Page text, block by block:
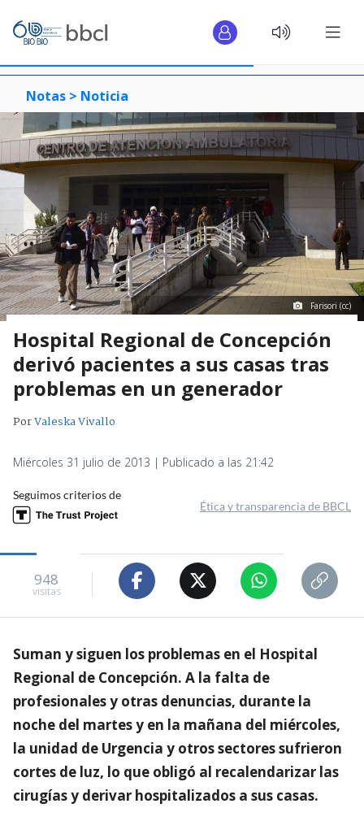
Notas > Noticia
Farisori (cc)
Hospital Regional de Concepción
derivó pacientes a sus casas tras
problemas en un generador
PorValeska Vivallo
Miércoles 31 julio de 2013 | Publicado a las 21:42
Seguimos criterios de
Ética y transparencia de BBCL
948
visitas
Suman y siguen los problemas en el Hospital
Regional de Concepción. A la falta de
profesionales y otras denuncias, durante la
noche del martes y en la mañana del miércoles,
la unidad de Urgencia y otros sectores sufrieron
cortes de luz, lo que obligó al recalendarizar las
cirugías y derivar hospitalizados a sus casas.